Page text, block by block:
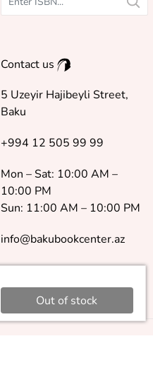
Out of stock
Contact us
5 Uzeyir Hajibeyli Street,
Baku
+994 12 505 99 99
Mon – Sat: 10:00 AM –
10:00 PM
Sun: 11:00 AM – 10:00 PM
info@bakubookcenter.az